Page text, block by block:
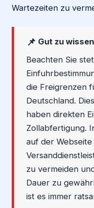
Wartezeiten zu
📌 Gut zu wissen
Beachten Sie
die Freigrenzen
Deutschland.
haben direkten
Zollabfertigung.
auf der
zu vermeiden
Dauer zu
ist es immer